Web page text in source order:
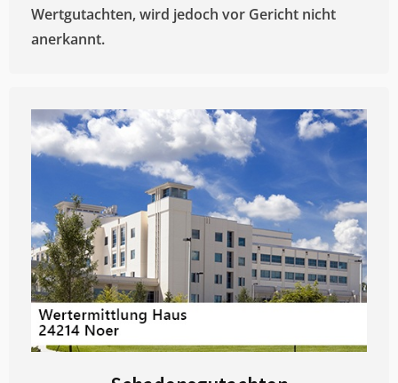
Wertgutachten, wird jedoch vor Gericht nicht
anerkannt.